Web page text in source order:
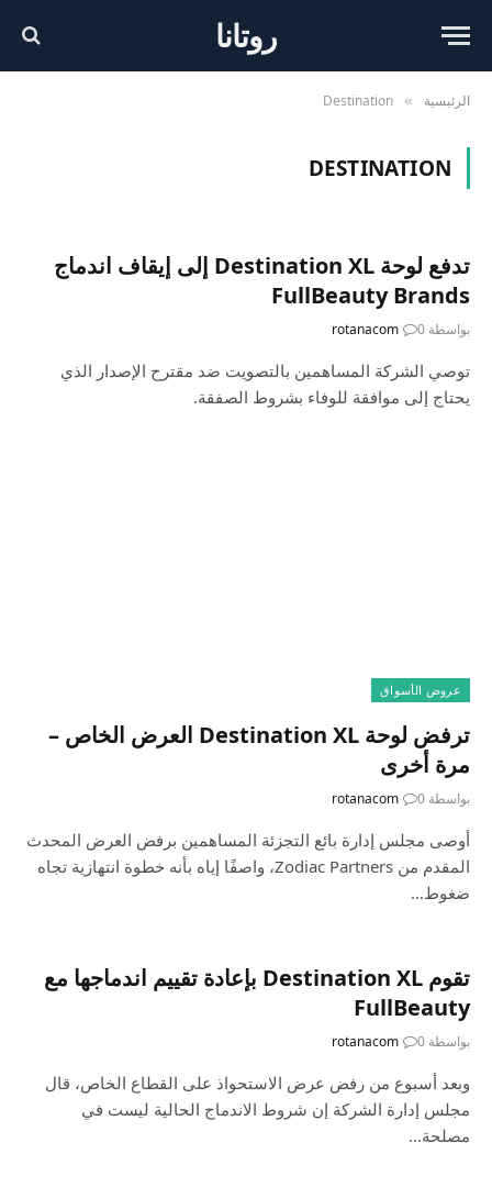
روتانا
الرئيسية »
Destination
DESTINATION
تدفع لوحة Destination XL إلى إيقاف اندماج
FullBeauty Brands
بواسطة rotanacom 0
توصي الشركة المساهمين بالتصويت ضد مقترح الإصدار الذي
يحتاج إلى موافقة للوفاء بشروط الصفقة.
عروض الأسواق
ترفض لوحة Destination XL العرض الخاص –
مرة أخرى
بواسطة rotanacom 0
أوصى مجلس إدارة بائع التجزئة المساهمين برفض العرض المحدث
المقدم من Zodiac Partners، واصفًا إياه بأنه خطوة انتهازية تجاه
ضغوط…
تقوم Destination XL بإعادة تقييم اندماجها مع
FullBeauty
بواسطة rotanacom 0
وبعد أسبوع من رفض عرض الاستحواذ على القطاع الخاص، قال
مجلس إدارة الشركة إن شروط الاندماج الحالية ليست في
مصلحة…